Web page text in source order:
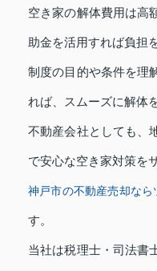
空き家の解体費用は高
助金を活用すれば負担
制度の目的や条件を理
れば、スムーズに解体
不動産会社としても、
で安心な空き家対策を
神戸市の不動産売却なら
す。
当社は税理士・司法書